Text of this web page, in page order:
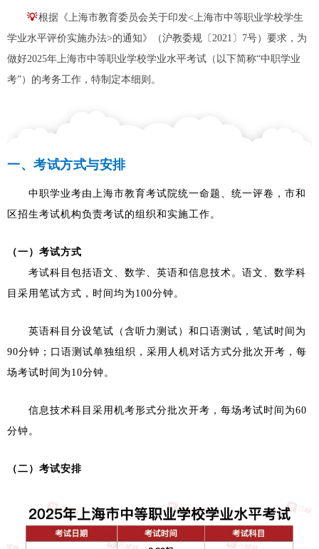
💡根据《上海市教育委员会关于印发<上海市中等职业学校学生
学业水平评价实施办法>的通知》（沪教委规〔2021〕7号）要求，为
做好2025年上海市中等职业学校学业水平考试（以下简称“中职学业
考”）的考务工作，特制定本细则。
一、考试方式与安排
中职学业考由上海市教育考试院统一命题、统一评卷，市和
区招生考试机构负责考试的组织和实施工作。
（一）考试方式
考试科目包括语文、数学、英语和信息技术。语文、数学科
目采用笔试方式，时间均为100分钟。
英语科目分设笔试（含听力测试）和口语测试，笔试时间为
90分钟；口语测试单独组织，采用人机对话方式分批次开考，每
场考试时间为10分钟。
信息技术科目采用机考形式分批次开考，每场考试时间为60
分钟。
（二）考试安排